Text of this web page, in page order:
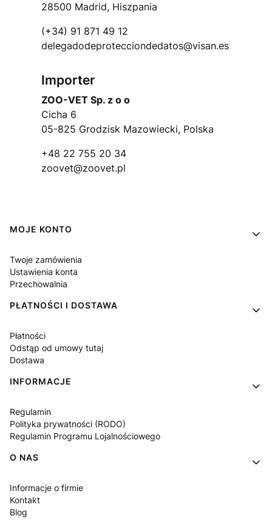
28500 Madrid, Hiszpania
(+34) 91 871 49 12
delegadodeprotecciondedatos@visan.es
Importer
ZOO-VET Sp. z o o
Cicha 6
05-825 Grodzisk Mazowiecki, Polska
+48 22 755 20 34
zoovet@zoovet.pl
Linki w stopce
MOJE KONTO
Twoje zamówienia
Ustawienia konta
Przechowalnia
PŁATNOŚCI I DOSTAWA
Płatności
Odstąp od umowy tutaj
Dostawa
INFORMACJE
Regulamin
Polityka prywatności (RODO)
Regulamin Programu Lojalnościowego
O NAS
Informacje o firmie
Kontakt
Blog